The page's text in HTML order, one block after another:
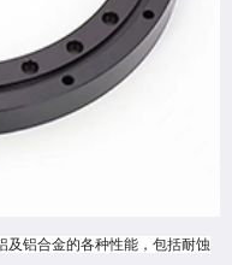
及铝合金的各种性能，包括耐蚀